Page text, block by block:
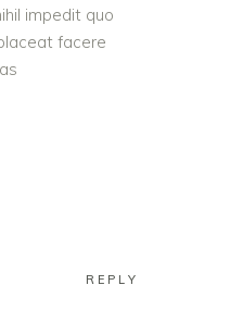
impedit quo
facere
REPLY